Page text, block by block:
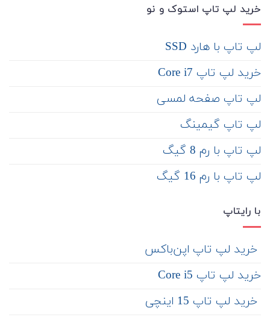
خرید لپ تاپ استوک و نو
لپ تاپ با هارد SSD
خرید لپ تاپ Core i7
لپ تاپ صفحه لمسی
لپ تاپ گیمینگ
لپ تاپ با رم 8 گیگ
لپ تاپ با رم 16 گیگ
با رایتاپ
‌ خرید لپ تاپ اپن‌باکس
خرید لپ تاپ Core i5
‌‌ خرید لپ تاپ 15 اینچی